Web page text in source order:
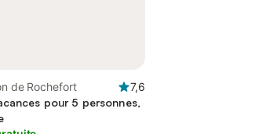
de Rochefort
7,6
pour 5 personnes,